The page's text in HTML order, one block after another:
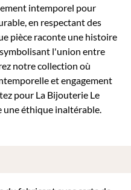
intemporel pour
en respectant des
pièce raconte une histoire
l'union entre
notre collection où
et engagement
pour La Bijouterie Le
une éthique inaltérable.